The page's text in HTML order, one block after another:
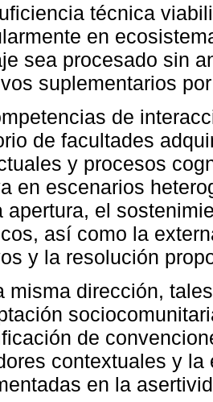
técnica
en
sea procesado sin
suplementarios
de
de facultades
y procesos
en escenarios
apertura, el
así como la
y la resolución
misma dirección,
de
contextuales y
en la